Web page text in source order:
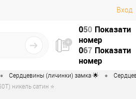
Вход
050 Показати
номер
067 Показати
номер
• Сердцевины (личинки) замка 🌟 •
никель сатин ⭐